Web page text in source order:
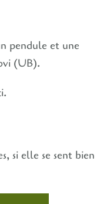
pendule et une
(UB).
si elle se sent bien